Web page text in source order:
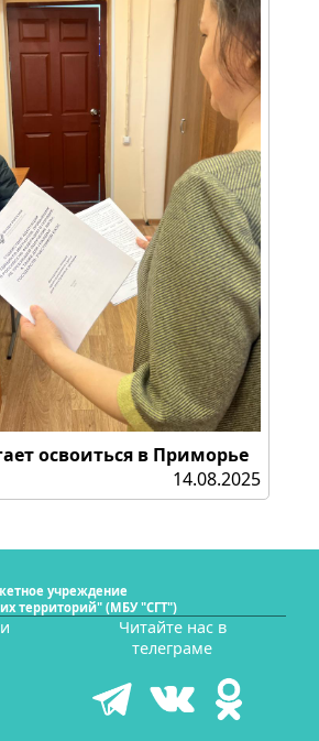
освоиться в Приморье
14.08.2025
учреждение
территорий" (МБУ "СГТ")
Читайте нас в
телеграме